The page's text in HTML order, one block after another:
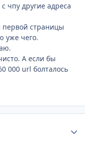
чпу другие адреса
первой страницы
уже чего.
А если бы
000 url болталось